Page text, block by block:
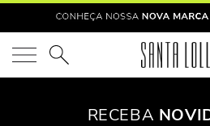
O que você está procurando?
OOPS!